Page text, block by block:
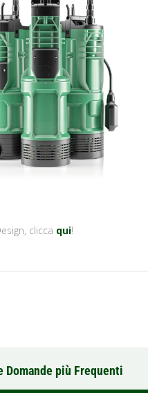
clicca qui!
più Frequenti